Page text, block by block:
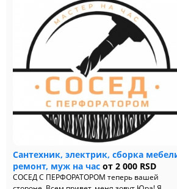
Сантехник, электрик, сборка
ремонт, муж на часот 2 000 RSD
СОСЕД С ПЕРФОРАТОРОМ теперь вашей